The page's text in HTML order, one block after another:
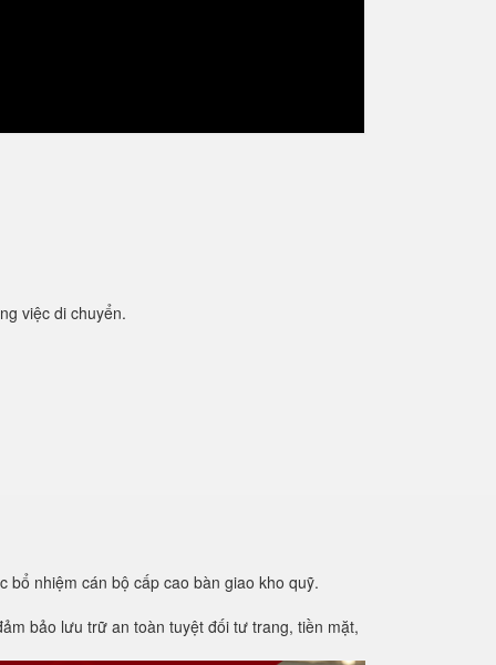
việc di chuyển.
nhiệm cán bộ cấp cao bàn giao kho quỹ.
bảo lưu trữ an toàn tuyệt đối tư trang, tiền mặt,